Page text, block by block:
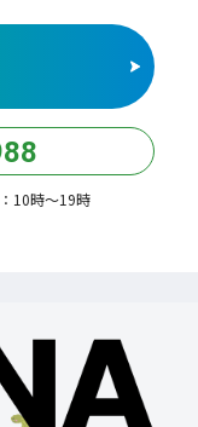
10時〜19時